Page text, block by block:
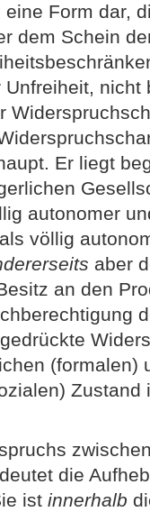
Form dar,
dem Schein
Er liegt
autonomer
völlig
aber
an den
(formalen)
Zustand
die
ist innerhalb